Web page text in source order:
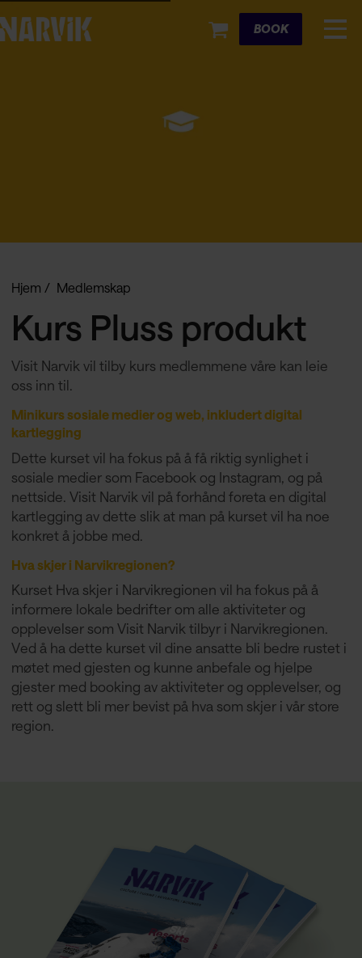
Cart
BOOK
Hjem Medlemskap
Kurs Pluss produkt
Visit Narvik vil tilby kurs medlemmene våre kan leie
oss inn til.
Minikurs sosiale medier og web, inkludert digital
kartlegging
Dette kurset vil ha fokus på å få riktig synlighet i
sosiale medier som Facebook og Instagram, og på
nettside. Visit Narvik vil på forhånd foreta en digital
kartlegging av dette slik at man på kurset vil ha noe
konkret å jobbe med.
Hva skjer i Narvikregionen?
Kurset Hva skjer i Narvikregionen vil ha fokus på å
informere lokale bedrifter om alle aktiviteter og
opplevelser som Visit Narvik tilbyr i Narvikregionen.
Ved å ha dette kurset vil dine ansatte bli bedre rustet i
møtet med gjesten og kunne anbefale og hjelpe
gjester med booking av aktiviteter og opplevelser, og
rett og slett bli mer bevist på hva som skjer i vår store
region.